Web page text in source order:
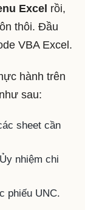
Excel rồi,
thôi. Đầu
VBA Excel.
hành trên
sau:
sheet cần
nhiệm chi
phiếu UNC.